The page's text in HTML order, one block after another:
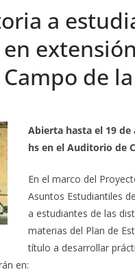
a
de
Abierta hasta el 19
hs en el Auditorio de
En el marco del
Asuntos Estudiantiles
a estudiantes de las
materias del Plan de
título a desarrollar
en: